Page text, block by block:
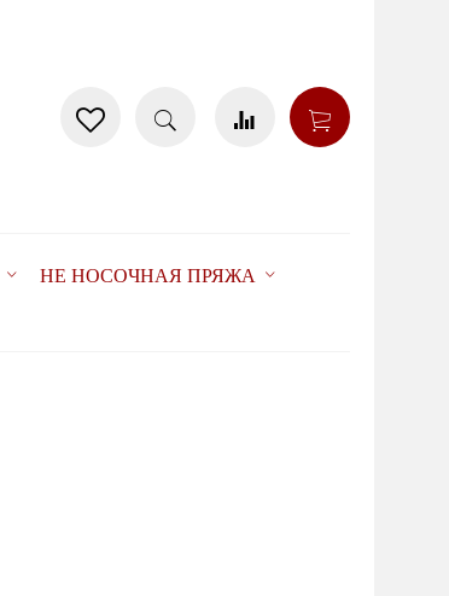
НЕ НОСОЧНАЯ ПРЯЖА